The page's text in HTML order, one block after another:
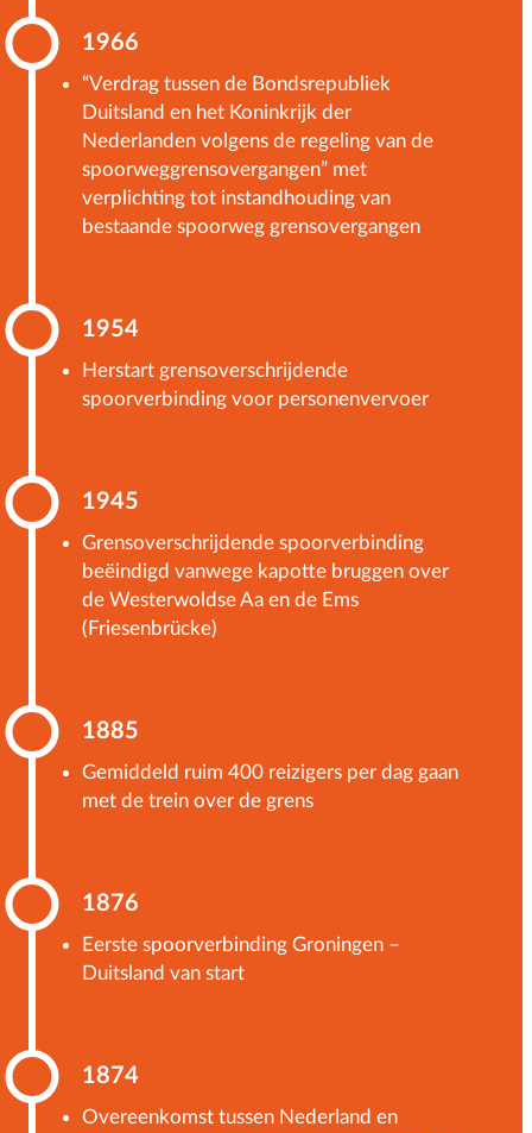
1966
“Verdrag tussen de Bondsrepubliek
Duitsland en het Koninkrijk der
Nederlanden volgens de regeling van de
spoorweggrensovergangen” met
verplichting tot instandhouding van
bestaande spoorweg grensovergangen
1954
Herstart grensoverschrijdende
spoorverbinding voor personenvervoer
1945
Grensoverschrijdende spoorverbinding
beëindigd vanwege kapotte bruggen over
de Westerwoldse Aa en de Ems
(Friesenbrücke)
1885
Gemiddeld ruim 400 reizigers per dag gaan
met de trein over de grens
1876
Eerste spoorverbinding Groningen –
Duitsland van start
1874
Overeenkomst tussen Nederland en